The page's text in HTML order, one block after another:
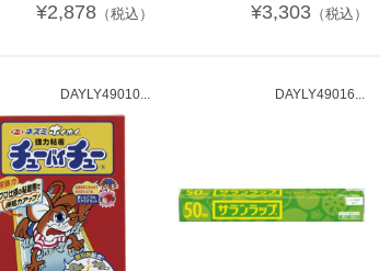
¥2,878（税込） ¥3,303 （税込）
DAYLY49010... DAYLY49016...